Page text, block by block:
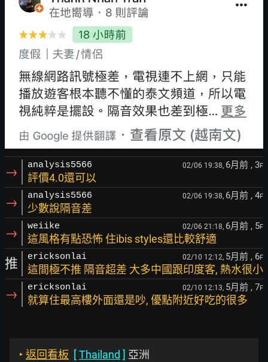
→ analysis5566 02/06 19:38, 6月前 , 3F
評價4.0還可以
→ analysis5566 02/06 19:38, 6月前 , 4F
少數說隔音差
→ weiike 02/06 21:18, 6月前 , 5F
這風格有點恐怖 住ibis styles還比較舒適
推 ericksonlai 02/10 12:12, 5月前 , 6F
這間極不推 隔音超差 大多中國跟印度客, 熱水很小
→ ericksonlai 02/10 12:13, 5月前 , 7F
就算住最高樓外面還是吵, 優點附近好吃的很多
‣ 返回看板 [Thailand ] 亞洲